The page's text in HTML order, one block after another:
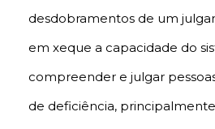
desdobramentos de um
em xeque a capacidade do
compreender e julgar
de deficiência,